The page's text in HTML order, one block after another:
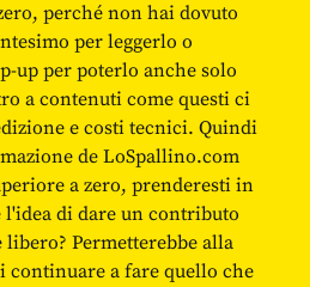
perché non hai dovuto
per leggerlo o
up per poterlo anche solo
a contenuti come questi ci
e costi tecnici. Quindi
de LoSpallino.com
a zero, prenderesti in
l'idea di dare un contributo
Permetterebbe alla
continuare a fare quello che